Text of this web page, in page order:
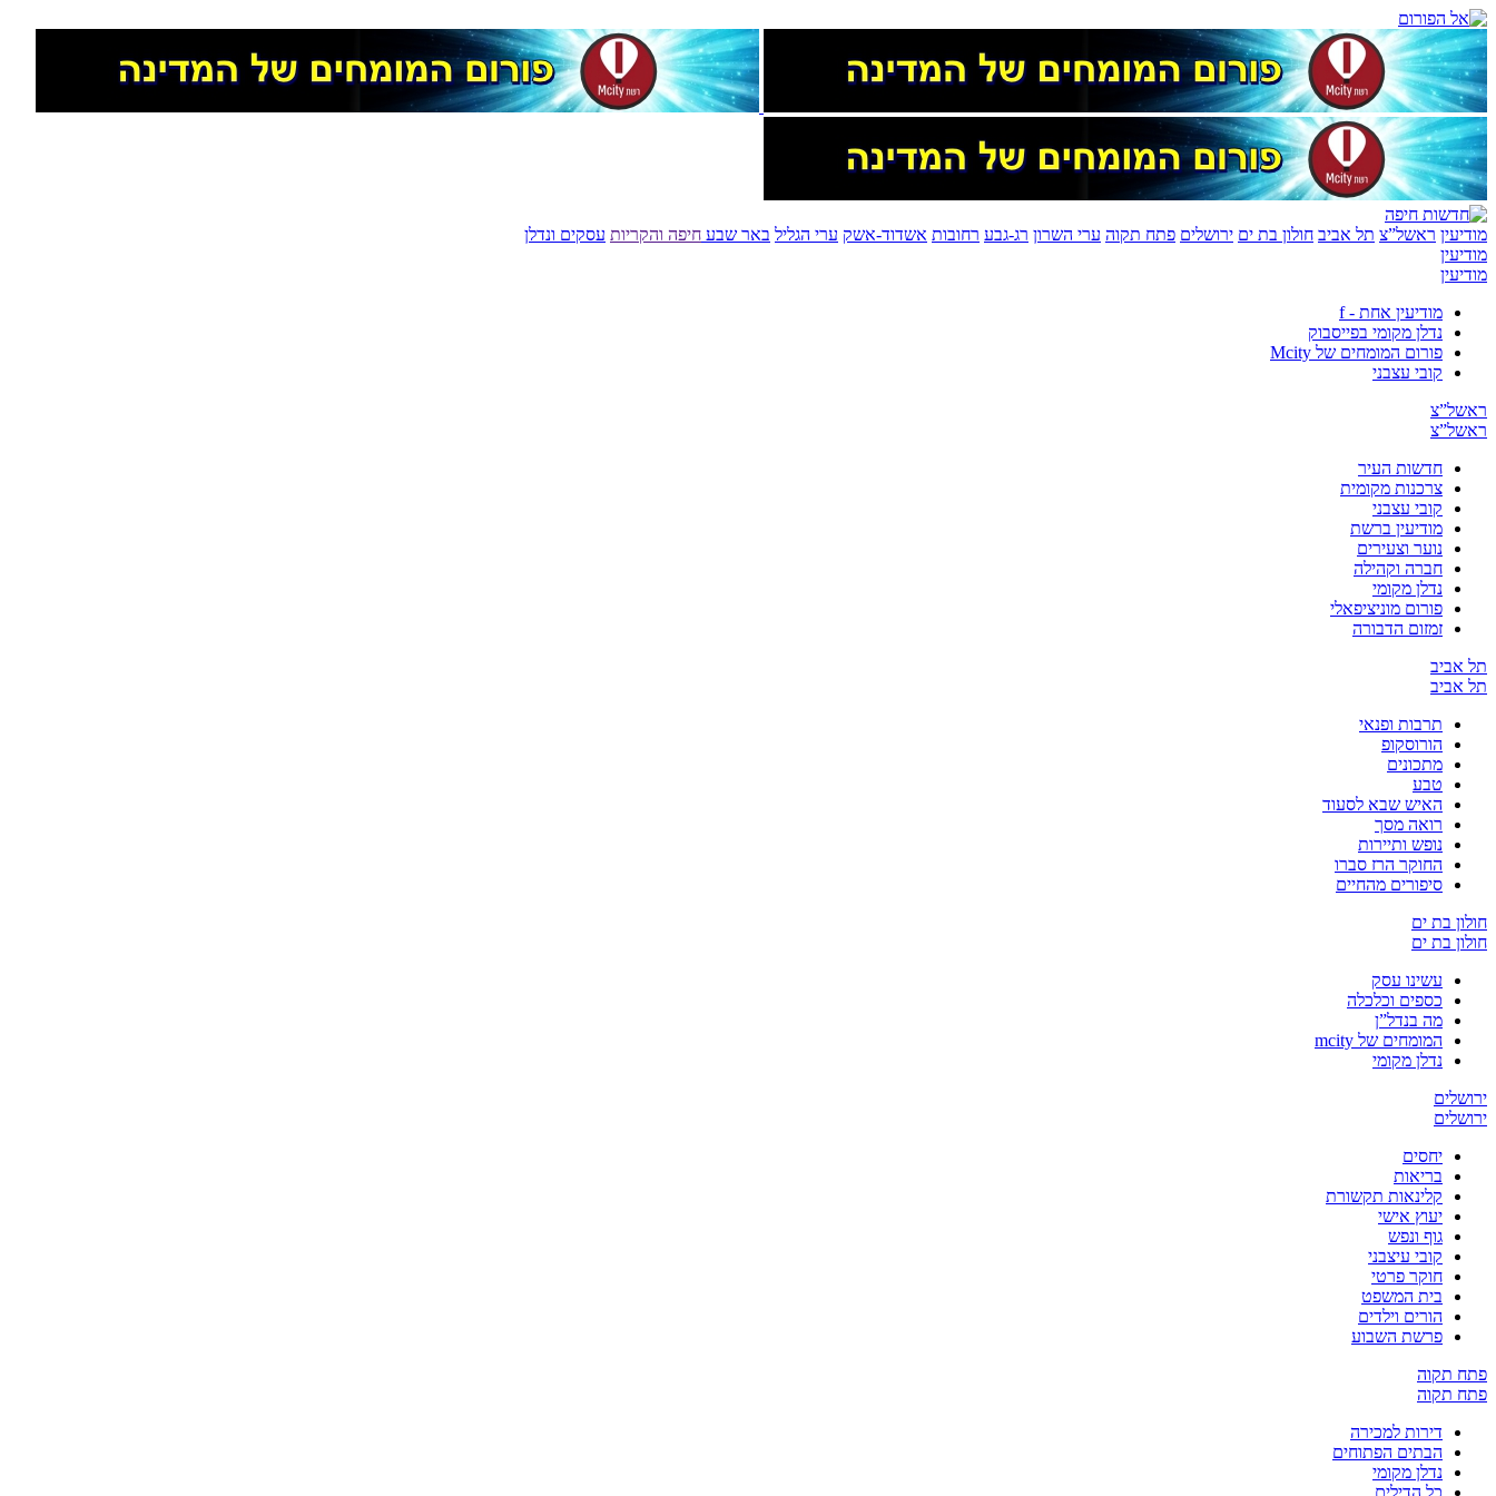
מודיעין ראשל”צ תל אביב חולון בת ים ירושלים פתח תקוה ערי השרון רג-גבע רחובות אשדוד-אשק ערי הגליל באר שבע חיפה והקריות עסקים ונדלן
מודיעין
מודיעין
מודיעין אחת - f
נדלן מקומי בפייסבוק
פורום המומחים של Mcity
קובי עצבני
ראשל”צ
ראשל”צ
חדשות העיר
צרכנות מקומית
קובי עצבני
מודיעין ברשת
נוער וצעירים
חברה וקהילה
נדלן מקומי
פורום מוניציפאלי
זמזום הדבורה
תל אביב
תל אביב
תרבות ופנאי
הורוסקופ
מתכונים
טבע
האיש שבא לסעוד
רואה מסך
נופש ותיירות
החוקר הרז סברו
סיפורים מהחיים
חולון בת ים
חולון בת ים
עשינו עסק
כספים וכלכלה
מה בנדל”ן
המומחים של mcity
נדלן מקומי
ירושלים
ירושלים
יחסים
בריאות
קלינאות תקשורת
יעוץ אישי
גוף ונפש
קובי עיצבני
חוקר פרטי
בית המשפט
הורים וילדים
פרשת השבוע
פתח תקוה
פתח תקוה
דירות למכירה
הבתים הפתוחים
נדלן מקומי
כל הדילים